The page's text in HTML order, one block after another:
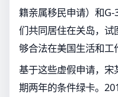
籍亲属移民申请）和
们共同居住在关岛，
够合法在美国生活和工
基于这些虚假申请，
期两年的条件绿卡。